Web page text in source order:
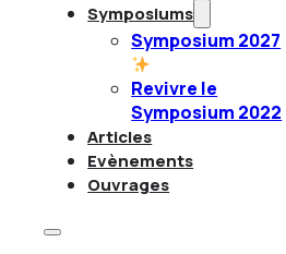
Symposiums
Symposium 2027
Revivre le
Symposium 2022
Articles
Evènements
Ouvrages